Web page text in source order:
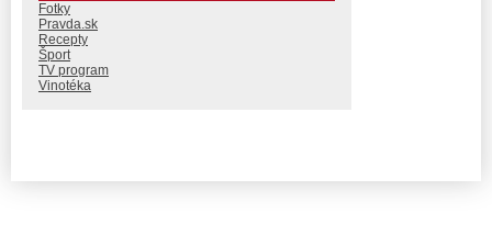
Fotky
Pravda.sk
Recepty
Šport
TV program
Vinotéka